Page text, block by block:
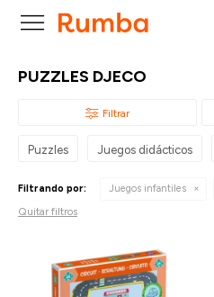

PUZZLES DJECO
Puzzles Juegos didácticos
Filtrando por: Juegos infantiles
Quitar filtros